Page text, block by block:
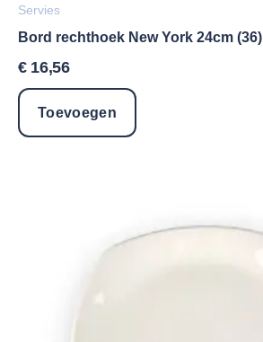
Servies
Bord rechthoek New York 24cm (36)
€16,56
Toevoegen